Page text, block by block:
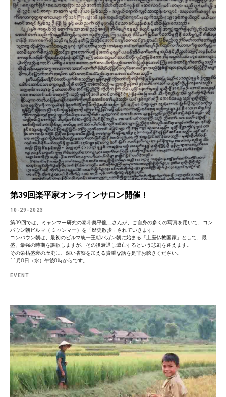
第39回楽平家オンラインサロン開催！
10-29-2023
第39回では、ミャンマー研究の泰斗奥平龍二さんが、ご自身の多くの写真を用いて、コン
バウン朝ビルマ（ ミャンマー）を「歴史散歩」されていきます。
コンバウン朝は、最初のビルマ統一王朝バガン朝に始まる「上座仏教国家」として、最
盛、最強の時期を謳歌しますが、その後衰退し滅亡するという悲劇を迎えます。
その栄枯盛衰の歴史に、深い省察を加える貴重な話を是非お聴きください。
11月8日（水）午後8時からです。
EVENT